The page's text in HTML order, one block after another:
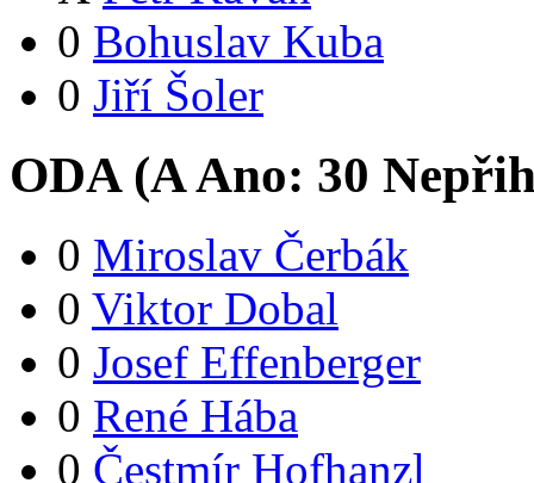
0 Bohuslav Kuba
0 Jiří Šoler
ODA (AAno: 30
0 Miroslav Čerbák
0 Viktor Dobal
0 Josef Effenberger
0 René Hába
0 Čestmír Hofhanzl